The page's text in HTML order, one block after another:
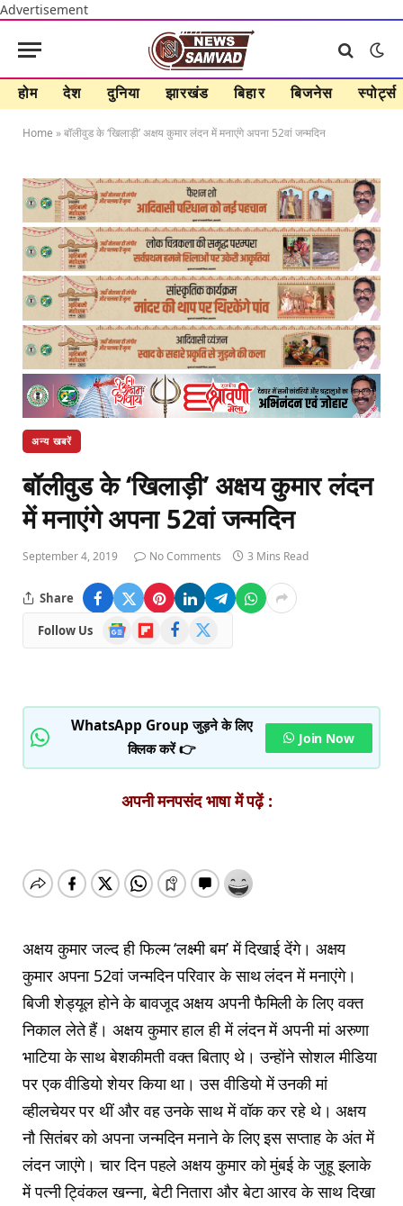
Advertisement
होम देश दुनिया झारखंड बिहार बिजनेस स्पोर्ट्स
Home »बॉलीवुड के ‘खिलाड़ी’ अक्षय कुमार लंदन में मनाएंगे अपना 52वां जन्मदिन
अन्य खबरें
बॉलीवुड के ‘खिलाड़ी’ अक्षय कुमार लंदन
में मनाएंगे अपना 52वां जन्मदिन
September 4, 2019 No Comments 3 Mins Read
Share
Follow Us
Google
News
FlipboardFacebook
WhatsApp Group जुड़ने के लिए
क्लिक करें 👉
Join Now
अपनी मनपसंद भाषा में पढ़ें :
अक्षय कुमार जल्द ही फिल्म ‘लक्ष्मी बम’ में दिखाई देंगे। अक्षय
कुमार अपना 52वां जन्मदिन परिवार के साथ लंदन में मनाएंगे।
बिजी शेड्यूल होने के बावजूद अक्षय अपनी फैमिली के लिए वक्त
निकाल लेते हैं। अक्षय कुमार हाल ही में लंदन में अपनी मां अरुणा
भाटिया के साथ बेशकीमती वक्त बिताए थे। उन्होंने सोशल मीडिया
पर एक वीडियो शेयर किया था। उस वीडियो में उनकी मां
व्हीलचेयर पर थीं और वह उनके साथ में वॉक कर रहे थे। अक्षय
नौ सितंबर को अपना जन्मदिन मनाने के लिए इस सप्ताह के अंत में
लंदन जाएंगे। चार दिन पहले अक्षय कुमार को मुंबई के जुहू इलाके
में पत्नी ट्विंकल खन्ना, बेटी नितारा और बेटा आरव के साथ दिखा